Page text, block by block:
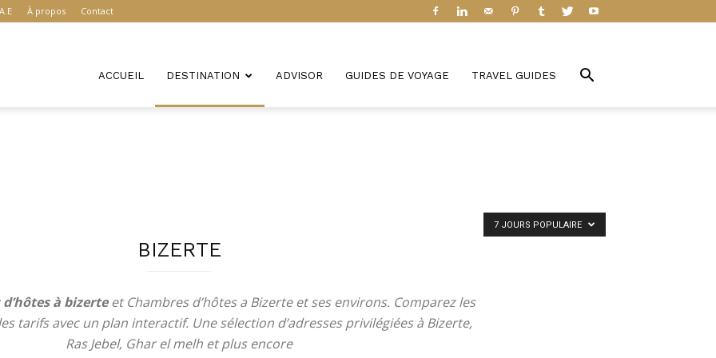
À propos Contact
ACCUEIL DESTINATION ADVISOR GUIDES DE VOYAGE TRAVEL GUIDES
BIZERTE
à bizerteet Chambres d’hôtes a Bizerte et ses environs. Comparez les
tarifs avec un plan interactif. Une sélection d’adresses privilégiées à Bizerte,
Ras Jebel, Ghar el melh et plus encore
7 JOURS POPULAIRE